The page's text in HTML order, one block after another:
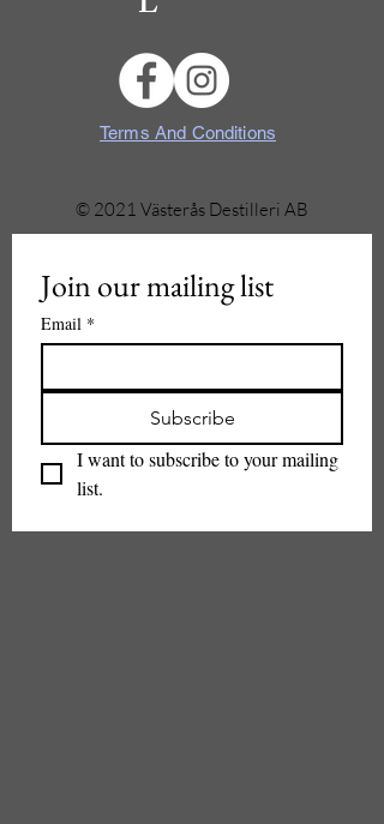
Terms And Conditions
© 2021 Västerås Destilleri AB
Join our mailing list
Email *
Subscribe
I want to subscribe to your mailing
list.